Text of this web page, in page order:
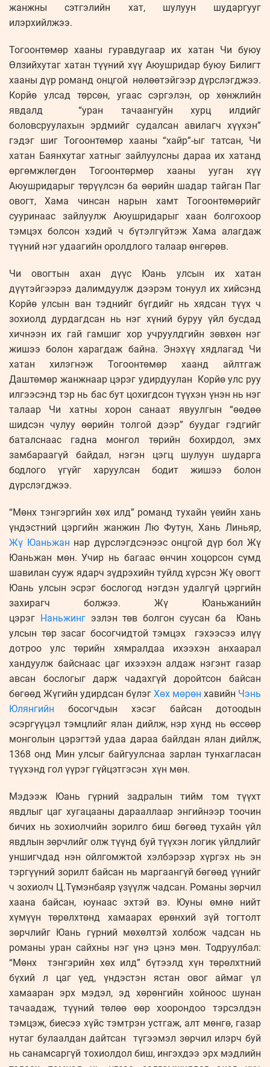
жанжны сэтгэлийн хат, шулуун шударгууг
илэрхийлжээ.
Тогоонтөмөр хааны гуравдугаар их хатан Чи буюу
Өлзийхутаг хатан түүний хүү Аюушридар буюу Билигт
хааны дүр романд онцгой нөлөөтэйгээр дүрслэгджээ.
Корйө улсад төрсөн, угаас сэргэлэн, ор хөнжлийн
явдалд “уран тачаангуйн хурц илдийг
боловсруулахын эрдмийг судалсан авилагч хүүхэн”
гэдэг шиг Тогоонтөмөр хааны “хайр”-ыг татсан, Чи
хатан Баянхутаг хатныг зайлуулсны дараа их хатанд
өргөмжлөгдөн Тогоонтөрмөр хааны ууган хүү
Аюушридарыг төрүүлсэн ба өөрийн шадар тайган Паг
овогт, Хама чинсан нарын хамт Тогоонтөмөрийг
сууринаас зайлуулж Аюушридарыг хаан болгохоор
тэмцэх болсон хэдий ч бүтэлгүйтэж Хама алагдаж
түүний нэг удаагийн оролдлого талаар өнгөрөв.
Чи овогтын ахан дүүс Юань улсын их хатан
дүүтэйгээрээ далимдуулж дээрэм тонуул их хийсэнд
Корйө улсын ван тэднийг бүгдийг нь хядсан түүх ч
зохиолд дурдагдсан нь нэг хүний буруу үйл бусдад
хичнээн их гай гамшиг хор учруулдгийн зөвхөн нэг
жишээ болон харагдаж байна. Энэхүү хядлагад Чи
хатан хилэгнэж Тогоонтөмөр хаанд айлтгаж
Даштөмөр жанжнаар цэрэг удирдуулан Корйө улс руу
илгээсэнд тэр нь бас бут цохигдсон түүхэн үнэн нь нэг
талаар Чи хатны хорон санаат явуулгын “өөдөө
шидсэн чулуу өөрийн толгой дээр” буудаг гэдгийг
баталснаас гадна монгол төрийн бохирдол, эмх
замбараагүй байдал, нэгэн цэгц шулуун шударга
бодлого үгүйг харуулсан бодит жишээ болон
дүрслэгджээ.
“Мөнх тэнгэргийн хөх илд” романд тухайн үеийн хань
үндэстний цэргийн жанжин Лю Футун, Хань Линьяр,
Жү Юаньжан нар дүрслэгдсэнээс онцгой дүр бол Жү
Юаньжан мөн. Учир нь багаас өнчин хоцорсон сүмд
шавилан сууж ядарч зүдрэхийн туйлд хүрсэн Жү овогт
Юань улсын эсрэг бослогод нэгдэн удалгүй цэргийн
захирагч болжээ. Жү Юаньжанийн
цэрэг Наньжингэзлэн төв болгон суусан ба Юань
улсын төр засаг босогчидтой тэмцэх гэхээсээ илүү
дотроо улс төрийн хямралдаа ихээхэн анхаарал
хандуулж байснаас цаг ихээхэн алдаж нэгэнт газар
авсан бослогыг дарж чадахгүй доройтсон байсан
бөгөөд Жүгийн удирдсан бүлэг Хөх мөрөн хавийн Чэнь
Юлянгийн босогчдын хэсэг байсан дотоодын
эсэргүүцэл тэмцлийг ялан дийлж, нэр хүнд нь өссөөр
монголын цэрэгтэй удаа дараа байлдан ялан дийлж,
1368 онд Мин улсыг байгуулснаа зарлан тунхагласан
түүхэнд гол үүрэг гүйцэтгэсэн хүн мөн.
Мэдээж Юань гүрний задралын тийм том түүхт
явдлыг цаг хугацааны дарааллаар энгийнээр тоочин
бичих нь зохиолчийн зорилго биш бөгөөд тухайн үйл
явдлын зөрчлийг олж түүнд буй түүхэн логик үйлдлийг
уншигчдад нэн ойлгомжтой хэлбэрээр хүргэх нь эн
тэргүүний зорилт байсан нь маргаангүй бөгөөд үүнийг
ч зохиолч Ц.Түмэнбаяр үзүүлж чадсан. Романы зөрчил
хаана байсан, юунаас эхтэй вэ. Юуны өмнө нийт
хүмүүн төрөлхтөнд хамаарах ерөнхий зүй тогтолт
зөрчлийг Юань гүрний мөхөлтэй холбож чадсан нь
романы уран сайхны нэг үнэ цэнэ мөн. Тодруулбал:
“Мөнх тэнгэрийн хөх илд” бүтээлд хүн төрөлхтний
бүхий л цаг үед, үндэстэн ястан овог аймаг үл
хамааран эрх мэдэл, эд хөрөнгийн хойноос шунан
тачаадаж, түүний төлөө өөр хоорондоо тэрсэлдэн
тэмцэж, биесээ хүйс тэмтрэн устгаж, алт мөнгө, газар
нутаг булаалдан дайтсан түгээмэл зөрчил илэрч буй
нь санамсаргүй тохиолдол биш, ингэхдээ эрх мэдлийн